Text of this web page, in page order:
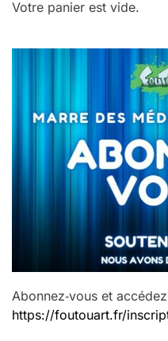
Votre panier est vide.
Abonnez‑vous et
https://foutouart.fr/